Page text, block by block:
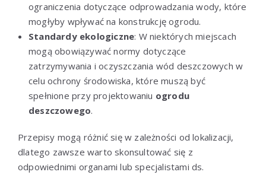
ograniczenia dotyczące odprowadzania wody, które
mogłyby wpływać na konstrukcję ogrodu.
Standardy ekologiczne: W niektórych miejscach
mogą obowiązywać normy dotyczące
zatrzymywania i oczyszczania wód deszczowych w
celu ochrony środowiska, które muszą być
spełnione przy projektowaniu ogrodu
deszczowego.
Przepisy mogą różnić się w zależności od lokalizacji,
dlatego zawsze warto skonsultować się z
odpowiednimi organami lub specjalistami ds.